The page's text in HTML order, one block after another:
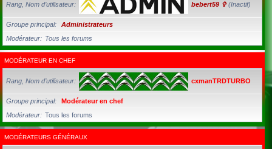
Rang, Nom d’utilisateur bebert59 ✞(Inactif)
Groupe principal
Administrateurs
Modérateur
Tous les forums
MODÉRATEUR EN CHEF
Rang, Nom d’utilisateur cxmanTRDTURBO
Groupe principal
Modérateur en chef
Modérateur
Tous les forums
MODÉRATEURS GÉNÉRAUX